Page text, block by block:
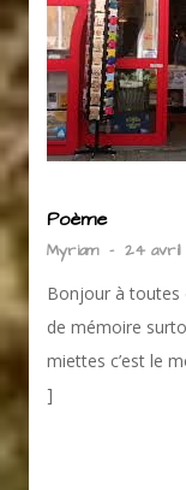
Poème
Myriam - 24 avril
Bonjour à toutes
de mémoire
miettes c’est le
]